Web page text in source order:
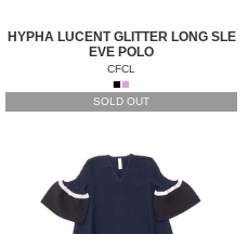
HYPHA LUCENT GLITTER LONG SLE
EVE POLO
CFCL
■■
SOLD OUT